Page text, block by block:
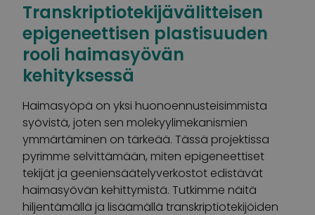
Transkriptiotekijävälitteisen
epigeneettisen plastisuuden
rooli haimasyövän
kehityksessä
Haimasyöpä on yksi huonoennusteisimmista
syövistä, joten sen molekyylimekanismien
ymmärtäminen on tärkeää. Tässä projektissa
pyrimme selvittämään, miten epigeneettiset
tekijät ja geeniensäätelyverkostot edistävät
haimasyövän kehittymistä. Tutkimme näitä
hiljentämällä ja lisäämällä transkriptiotekijöiden